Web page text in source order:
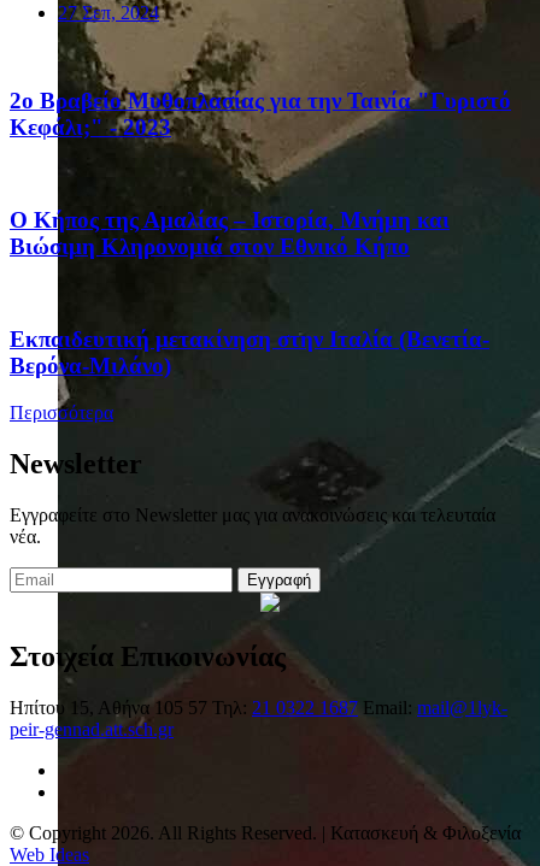
27 Σεπ, 2024
2ο Βραβείο Μυθοπλασίας για την Ταινία "Γυριστό
Κεφάλι;" - 2023
Ο Κήπος της Αμαλίας – Ιστορία, Μνήμη και
Βιώσιμη Κληρονομιά στον Εθνικό Κήπο
Eκπαιδευτική μετακίνηση στην Ιταλία (Βενετία-
Βερόνα-Μιλάνο)
Περισσότερα
Newsletter
Εγγραφείτε στο Newsletter μας για ανακοινώσεις και τελευταία
νέα.
Εγγραφή
Στοιχεία Επικοινωνίας
Ηπίτου 15, Αθήνα 105 57 Τηλ: 21 0322 1687 Email: mail@1lyk-
peir-gennad.att.sch.gr
© Copyright 2026. All Rights Reserved. | Κατασκευή & Φιλοξενία
Web Ideas